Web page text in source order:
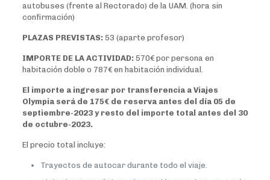
autobuses (frente al Rectorado) de la UAM. (hora sin
confirmación)
PLAZAS PREVISTAS: 53 (aparte profesor)
IMPORTE DE LA ACTIVIDAD: 570€ por persona en
habitación doble o 787€ en habitación individual.
El importe a ingresar por transferencia a Viajes
Olympia será de 175€ de reserva antes del día 05 de
septiembre-2023 y resto del importe total antes del 30
de octubre-2023.
El precio total incluye:
Trayectos de autocar durante todo el viaje.